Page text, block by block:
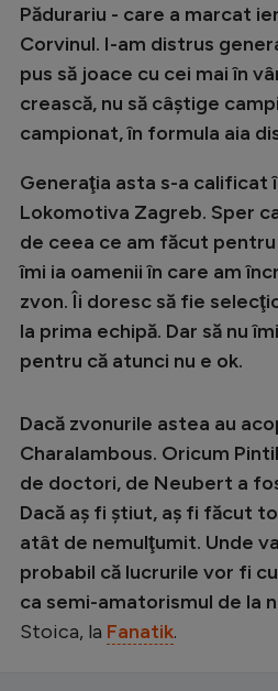
Pădurariu - care a marcat
Corvinul. I-am distrus
pus să joace cu cei mai în
crească, nu să câştige
campionat, în formula aia
Generaţia asta s-a calificat
Lokomotiva Zagreb. Sper
de ceea ce am făcut pentru
îmi ia oamenii în care am
zvon. Îi doresc să fie
la prima echipă. Dar să nu
pentru că atunci nu e ok.
Dacă zvonurile astea au
Charalambous. Oricum
de doctori, de Neubert a
Dacă aş fi ştiut, aş fi făcut
atât de nemulţumit. Unde
probabil că lucrurile vor fi
ca semi-amatorismul de la
Stoica, la Fanatik.